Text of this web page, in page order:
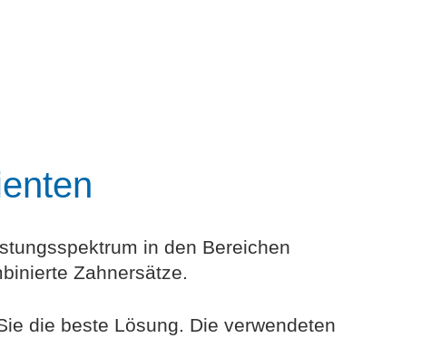
in den Bereichen
Zahnersätze.
die beste Lösung. Die verwendeten